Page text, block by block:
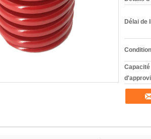
Délai de
Capacité